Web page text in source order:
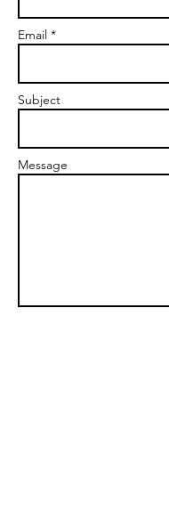
Email *
Subject
Message